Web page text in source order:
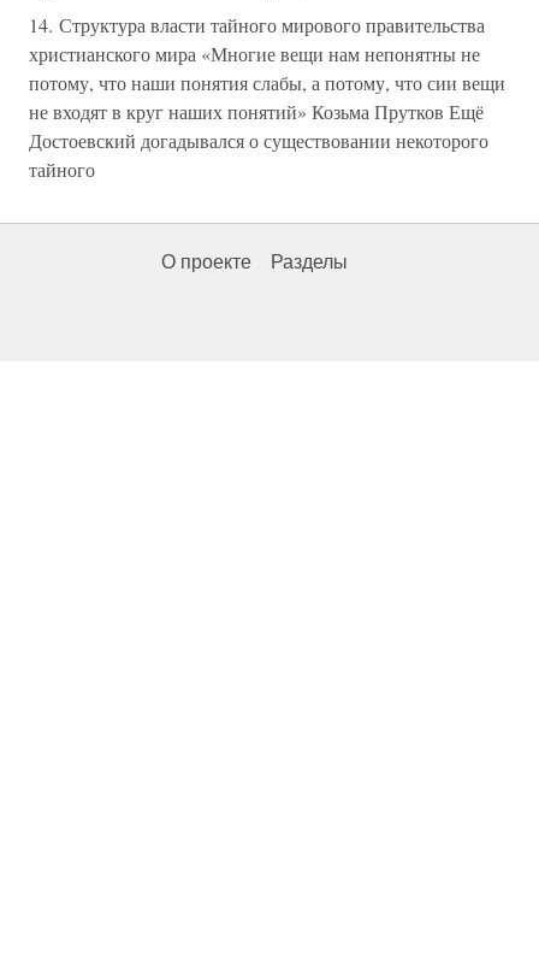
14. Структура власти тайного мирового правительства
христианского мира «Многие вещи нам непонятны не
потому, что наши понятия слабы, а потому, что сии вещи
не входят в круг наших понятий» Козьма Прутков Ещё
Достоевский догадывался о существовании некоторого
тайного
О проекте Разделы